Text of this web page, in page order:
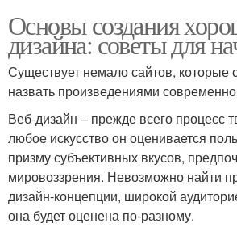
Основы создания
дизайна: советы для
Существует немало сайтов, которые
назвать произведениями
Веб-дизайн – прежде всего процесс
любое искусство он оценивается
призму субъективных вкусов,
мировоззрения. Невозможно найти
дизайн-концепции, широкой
она будет оценена по-разному.